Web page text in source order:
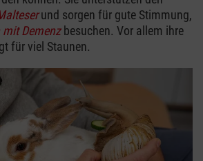
und sorgen für gute Stimmung,
Demenzbesuchen. Vor allem ihre
für viel Staunen.